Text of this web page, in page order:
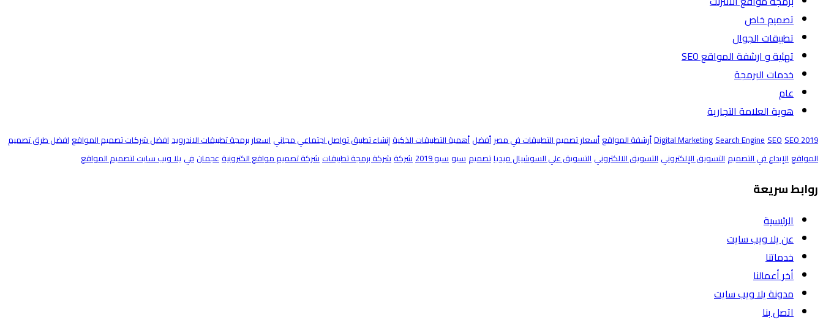
تصميم خاص
تطبيقات الجوال
تهئية و ارشفة المواقع SEO
خدمات البرمجة
عام
هوية العلامة التجارية
Digital MarketingSearch EngineSEOSEO 2019 أرشفة المواقع أسعار تصميم التطبيقات في مصر أفضل أهمية التطبيقات الذكيةإنشاء تطبيق تواصل اجتماعي مجاني اسعار برمجة تطبيقات الاندرويدافضل شركات تصميم المواقع افضل طرق تصميم
المواقع الإبداع في التصميم التسويق الإلكتروني التسويق الالكتروني التسويق علي السوشيال ميدياتصميم سيو سيو 2019 شركةشركة برمجة تطبيقاتشركة تصميم مواقع الكترونيةعجمان في يلا ويب سايت لتصميم المواقع
روابط سريعة
الرئيسية
عن يلا ويب سايت
خدماتنا
أخر أعمالنا
مدونة يلا ويب سايت
اتصل بنا